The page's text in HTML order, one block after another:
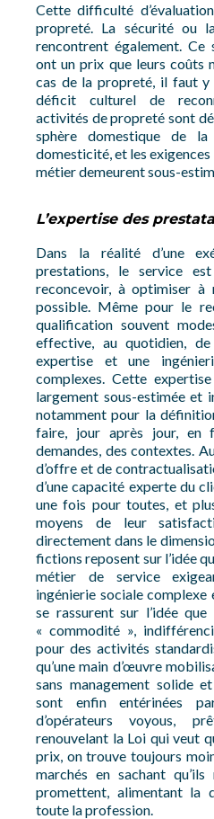
Cette difficulté
propreté. La sécurité ou
rencontrent également. Ce
ont un prix que leurs coûts
cas de la propreté, il faut y
déficit culturel de
activités de propreté sont
sphère domestique de
domesticité, et les
métier demeurent sous-
L’expertise des
Dans la réalité d’une
prestations, le service
reconcevoir, à optimiser
possible. Même pour le
qualification souvent
effective, au quotidien,
expertise et une
complexes. Cette
largement sous-estimée et
notamment pour la
faire, jour après jour, en
demandes, des contextes.
d’offre et de
d’une capacité experte du
une fois pour toutes, et
moyens de leur
directement dans le
fictions reposent sur l’idée
métier de service
ingénierie sociale complexe
se rassurent sur l’idée que
« commodité »,
pour des activités
qu’une main d’œuvre
sans management solide
sont enfin entérinées
d’opérateurs voyous,
renouvelant la Loi qui veut
prix, on trouve toujours
marchés en sachant
promettent, alimentant la
toute la profession.